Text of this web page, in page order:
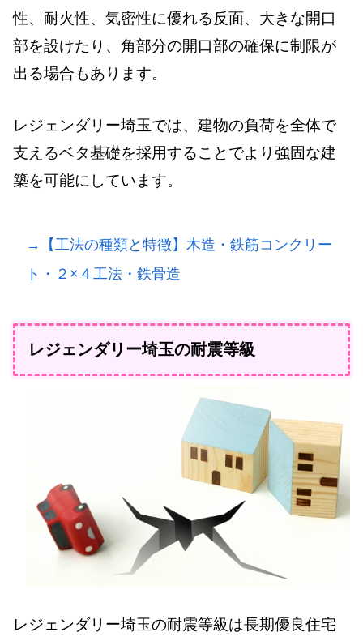
性、耐火性、気密性に優れる反面、大きな開口
部を設けたり、角部分の開口部の確保に制限が
出る場合もあります。
レジェンダリー埼玉では、建物の負荷を全体で
支えるベタ基礎を採用することでより強固な建
築を可能にしています。
→【工法の種類と特徴】木造・鉄筋コンクリー
ト・２×４工法・鉄骨造
レジェンダリー埼玉の耐震等級
レジェンダリー埼玉の耐震等級は長期優良住宅